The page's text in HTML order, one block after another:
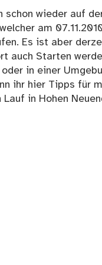
wieder auf
am
Es ist aber
auch Starten
in einer
ihr hier Tipps für
in Hohen